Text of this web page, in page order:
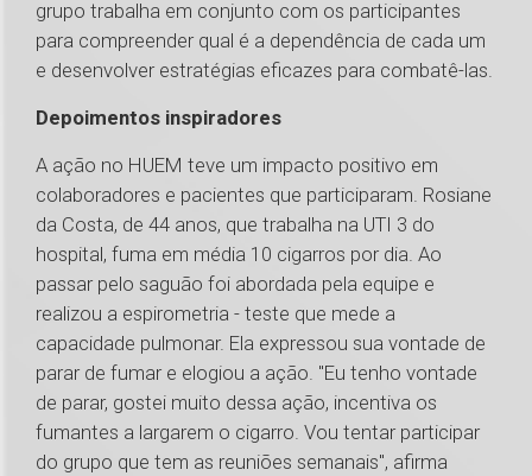
grupo trabalha em conjunto com os participantes
para compreender qual é a dependência de cada um
e desenvolver estratégias eficazes para combatê-las.
Depoimentos inspiradores
A ação no HUEM teve um impacto positivo em
colaboradores e pacientes que participaram. Rosiane
da Costa, de 44 anos, que trabalha na UTI 3 do
hospital, fuma em média 10 cigarros por dia. Ao
passar pelo saguão foi abordada pela equipe e
realizou a espirometria - teste que mede a
capacidade pulmonar. Ela expressou sua vontade de
parar de fumar e elogiou a ação. "Eu tenho vontade
de parar, gostei muito dessa ação, incentiva os
fumantes a largarem o cigarro. Vou tentar participar
do grupo que tem as reuniões semanais", afirma